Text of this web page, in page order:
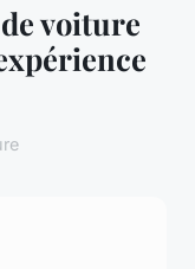
voiture